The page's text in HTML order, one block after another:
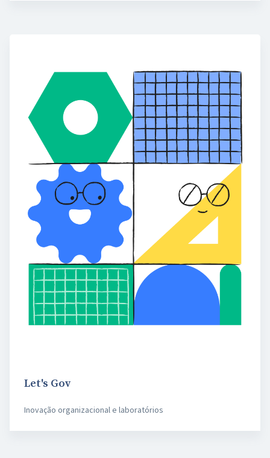
Let's Gov
Inovação organizacional e laboratórios